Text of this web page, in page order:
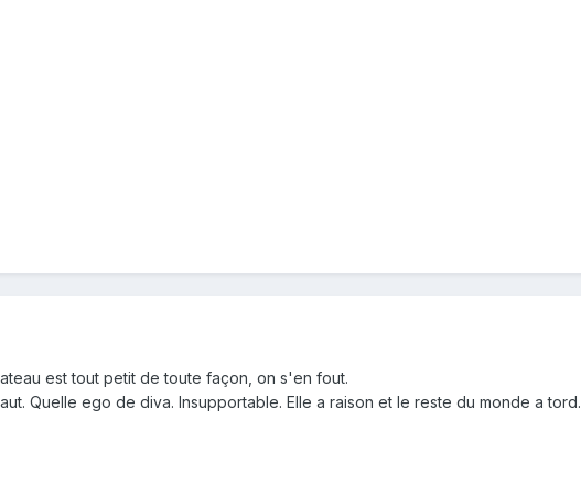
est tout petit de toute façon, on s'en fout.
Quelle ego de diva. Insupportable. Elle a raison et le reste du monde a tord.